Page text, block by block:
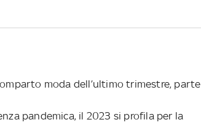
moda dell’ultimo trimestre, parte
pandemica, il 2023 si profila per la